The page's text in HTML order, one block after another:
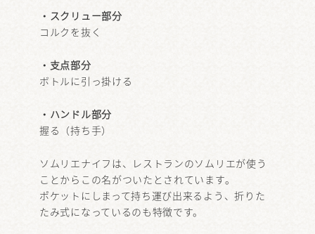
・スクリュー部分
コルクを抜く
・支点部分
ボトルに引っ掛ける
・ハンドル部分
握る（持ち手）
ソムリエナイフは、レストランのソムリエが使う
ことからこの名がついたとされています。
ポケットにしまって持ち運び出来るよう、折りた
たみ式になっているのも特徴です。